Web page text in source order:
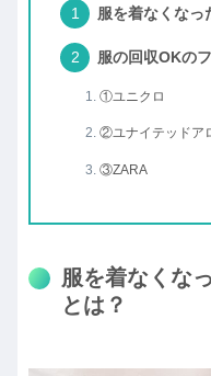
服を着なくなっ
服の回収OKの
①ユニクロ
②ユナイテッドア
③ZARA
服を着なくな
とは？